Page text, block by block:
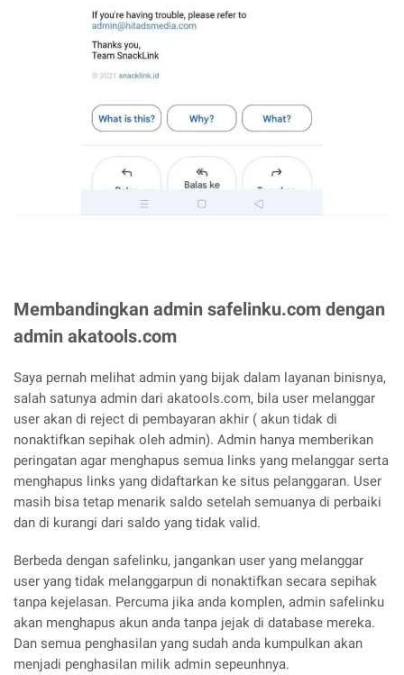
Membandingkan admin safelinku.com dengan
admin akatools.com
Saya pernah melihat admin yang bijak dalam layanan binisnya,
salah satunya admin dari akatools.com, bila user melanggar
user akan di reject di pembayaran akhir ( akun tidak di
nonaktifkan sepihak oleh admin). Admin hanya memberikan
peringatan agar menghapus semua links yang melanggar serta
menghapus links yang didaftarkan ke situs pelanggaran. User
masih bisa tetap menarik saldo setelah semuanya di perbaiki
dan di kurangi dari saldo yang tidak valid.
Berbeda dengan safelinku, jangankan user yang melanggar
user yang tidak melanggarpun di nonaktifkan secara sepihak
tanpa kejelasan. Percuma jika anda komplen, admin safelinku
akan menghapus akun anda tanpa jejak di database mereka.
Dan semua penghasilan yang sudah anda kumpulkan akan
menjadi penghasilan milik admin sepeunhnya.